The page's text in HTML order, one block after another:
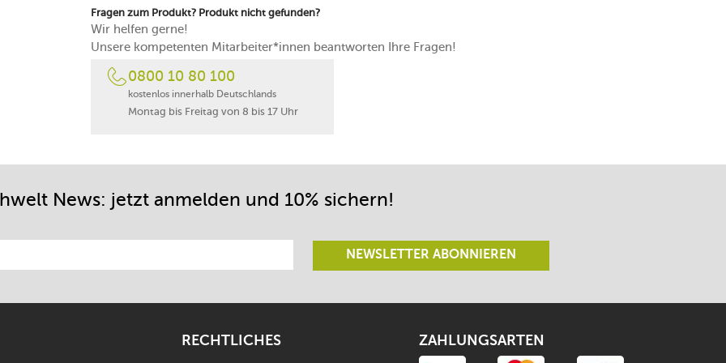
Fragen zum Produkt? Produkt nicht gefunden?
Wir helfen gerne!
Unsere kompetenten Mitarbeiter*innen beantworten Ihre Fragen!
0800 10 80 100
kostenlos innerhalb Deutschlands
Montag bis Freitag von 8 bis 17 Uhr
News: jetzt anmelden und 10% sichern!
NEWSLETTER ABONNIEREN
RECHTLICHES ZAHLUNGSARTEN